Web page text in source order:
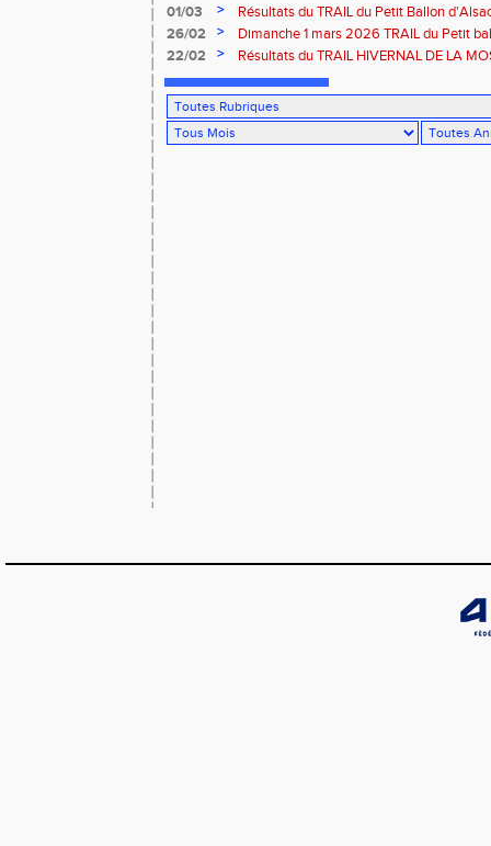
01/03
>
Résultats du TRAIL du Petit Ballon
Rouffach-68
26/02 >
Dimanche 1 mars 2026 TRAIL du Petit
ROUFFACH 68
22/02 >
Résultats du TRAIL HIVERNAL DE LA